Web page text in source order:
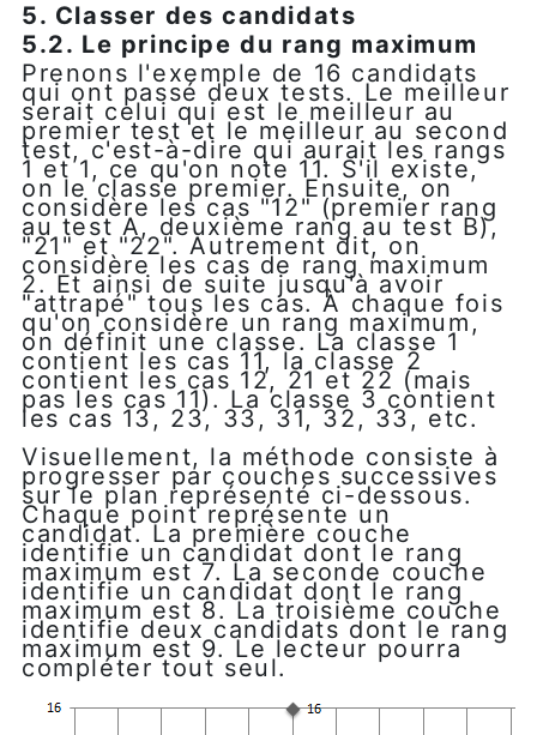
5. Classer des candidats
5.2. Le principe du rang maximum
Prenons l'exemple de 16 candidats
qui ont passé deux tests. Le meilleur
serait celui qui est le meilleur au
premier test et le meilleur au second
test, c'est-à-dire qui aurait les rangs
1 et 1, ce qu'on note 11. S'il existe,
on le classe premier. Ensuite, on
considère les cas "12" (premier rang
au test A, deuxième rang au test B),
"21" et "22". Autrement dit, on
considère les cas de rang maximum
2. Et ainsi de suite jusqu'à avoir
"attrapé" tous les cas. À chaque fois
qu'on considère un rang maximum,
on définit une classe. La classe 1
contient les cas 11, la classe 2
contient les cas 12, 21 et 22 (mais
pas les cas 11). La classe 3 contient
les cas 13, 23, 33, 31, 32, 33, etc.
Visuellement, la méthode consiste à
progresser par couches successives
sur le plan représenté ci-dessous.
Chaque point représente un
candidat. La première couche
identifie un candidat dont le rang
maximum est 7. La seconde couche
identifie un candidat dont le rang
maximum est 8. La troisième couche
identifie deux candidats dont le rang
maximum est 9. Le lecteur pourra
compléter tout seul.